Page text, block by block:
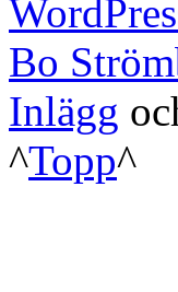
Bo
Inlägg
^Topp^